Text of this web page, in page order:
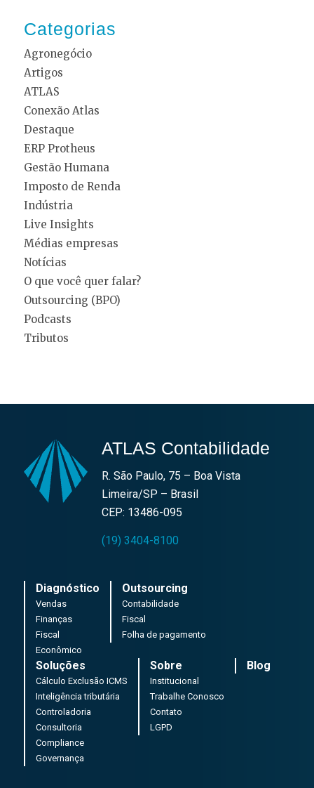
Categorias
Agronegócio
Artigos
ATLAS
Conexão Atlas
Destaque
ERP Protheus
Gestão Humana
Imposto de Renda
Indústria
Live Insights
Médias empresas
Notícias
O que você quer falar?
Outsourcing (BPO)
Podcasts
Tributos
ATLAS Contabilidade
R. São Paulo, 75 – Boa Vista
Limeira/SP – Brasil
CEP: 13486-095
(19) 3404-8100
Diagnóstico
Vendas
Finanças
Fiscal
Econômico
Outsourcing
Contabilidade
Fiscal
Folha de pagamento
Soluções
Cálculo Exclusão ICMS
Inteligência tributária
Controladoria
Consultoria
Compliance
Governança
Sobre
Institucional
Trabalhe Conosco
Contato
LGPD
Blog